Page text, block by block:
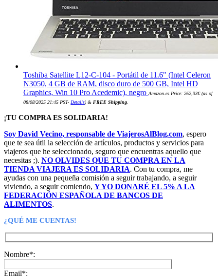
Toshiba Satellite L12-C-104 - Portátil de 11.6" (Intel Celeron
N3050, 4 GB de RAM, disco duro de 500 GB, Intel HD
Graphics, Win 10 Pro Acedemic), negro Amazon.es Price: 262,33€(as of
08/08/2025 21:45 PST- Details) & FREE Shipping
¡TU COMPRA ES SOLIDARIA!
Soy David Vecino, responsable de ViajerosAlBlog.com, espero
que te sea útil la selección de artículos, productos y servicios para
viajeros que he seleccionado, seguro que encuentras aquello que
necesitas ;). NO OLVIDES QUE TU COMPRA EN LA
TIENDA VIAJERA ES SOLIDARIA. Con tu compra, me
ayudas con una pequeña comisión a seguir trabajando, a seguir
viviendo, a seguir comiendo, Y YO DONARÉ EL 5% A LA
FEDERACIÓN ESPAÑOLA DE BANCOS DE
ALIMENTOS.
¿QUÉ ME CUENTAS!
Nombre*:
Email*: